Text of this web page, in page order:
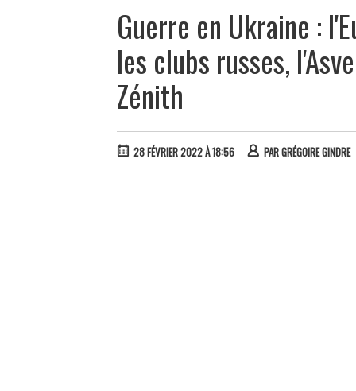
Guerre en Ukraine :
les clubs russes,
Zénith
28 FÉVRIER 2022 À 18:56 PARGRÉGOIRE GINDRE